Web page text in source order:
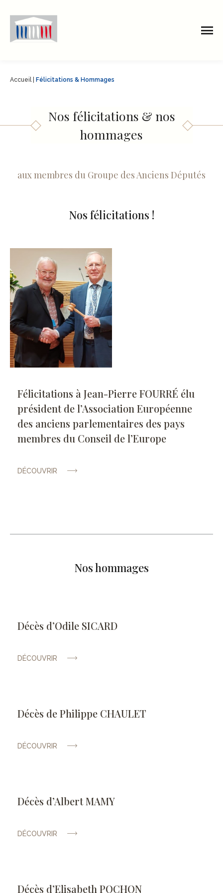
Accueil| Félicitations & Hommages
Nos félicitations & nos
hommages
aux membres du Groupe des Anciens Députés
Nos félicitations !
Félicitations à Jean-Pierre FOURRÉ élu
président de l’Association Européenne
des anciens parlementaires des pays
membres du Conseil de l’Europe
DÉCOUVRIR
Nos hommages
Décès d’Odile SICARD
DÉCOUVRIR
Décès de Philippe CHAULET
DÉCOUVRIR
Décès d’Albert MAMY
DÉCOUVRIR
Décès d’Elisabeth POCHON